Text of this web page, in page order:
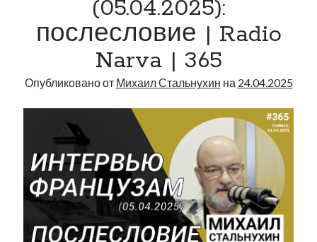
(05.04.2025):
послесловие | Radio
Narva | 365
Опубликовано от Михаил Стальнухин на 24.04.2025